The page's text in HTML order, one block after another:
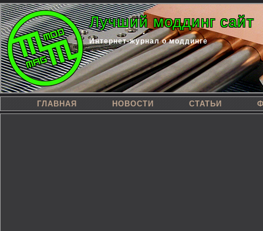
Лучший моддинг сайт
Интернет-журнал о моддинге
ГЛАВНАЯ НОВОСТИ СТАТЬИ